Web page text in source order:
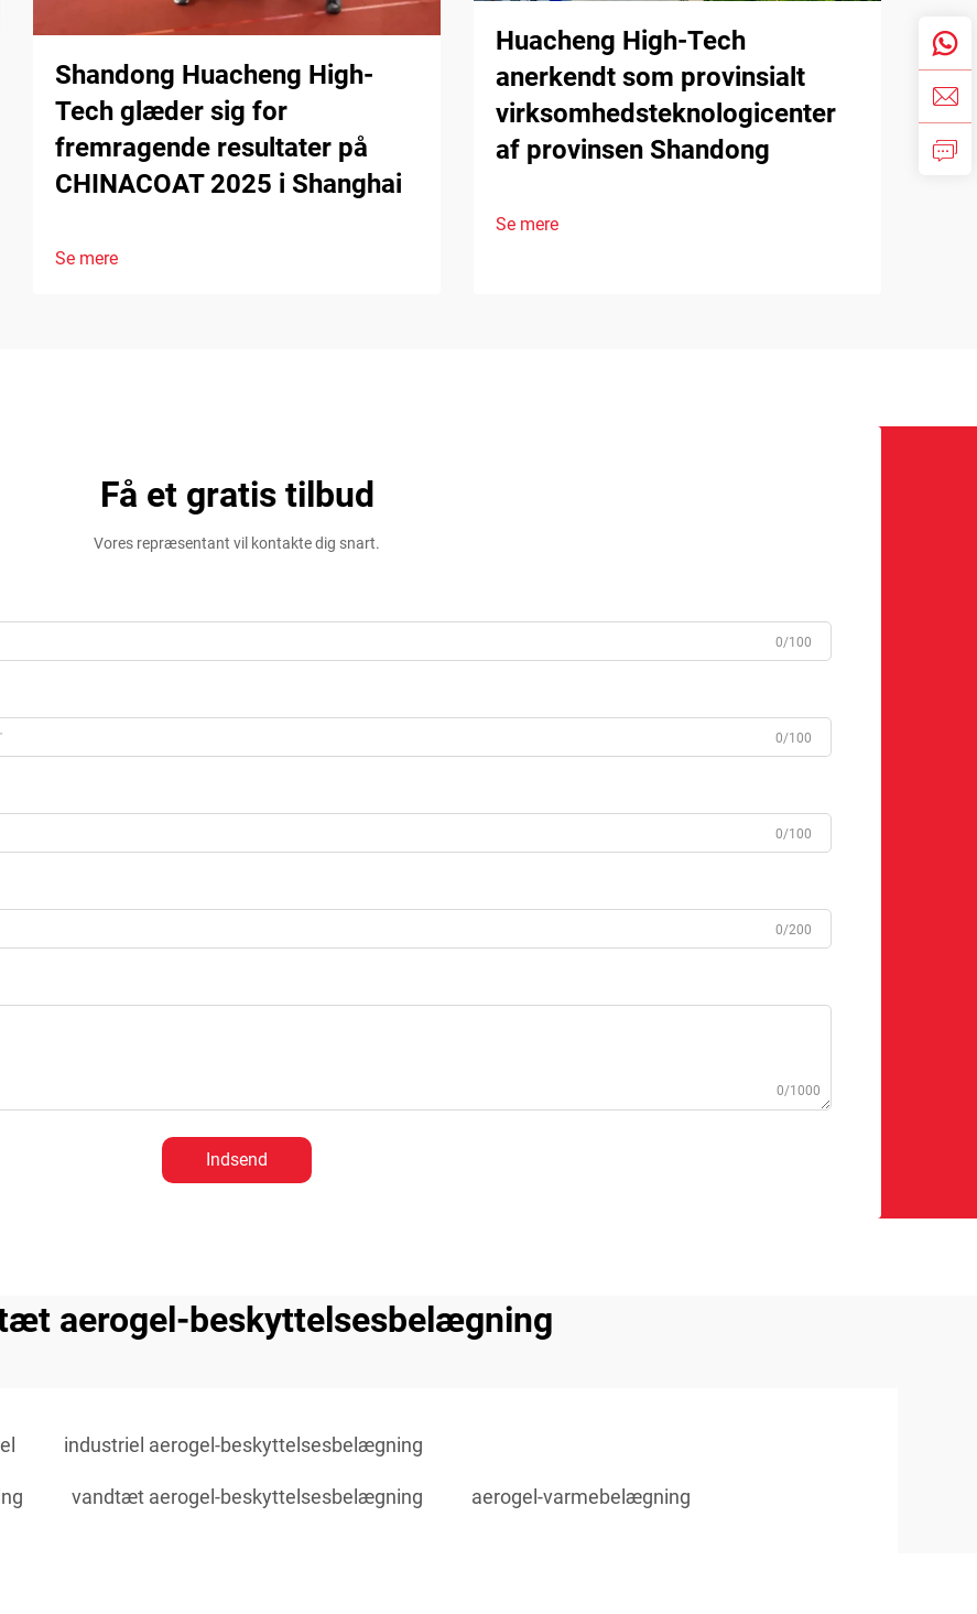
Shandong Huacheng High-
Tech glæder sig for
fremragende resultater på
CHINACOAT 2025 i Shanghai
Se mere
Huacheng High-Tech
anerkendt som provinsialt
virksomhedsteknologicenter
af provinsen Shandong
Se mere
Få et gratis tilbud
Vores repræsentant vil kontakte dig snart.
0/100
0/100
0/100
0/200
0/1000
Indsend
aerogel-beskyttelsesbelægning
industriel aerogel-beskyttelsesbelægning
vandtæt aerogel-beskyttelsesbelægning aerogel-varmebelægning